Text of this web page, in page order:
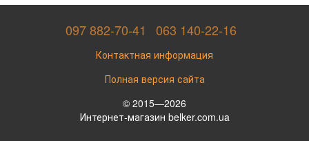
097 882-70-41 063 140-22-16
Контактная информация
Полная версия сайта
© 2015—2026
Интернет-магазин belker.com.ua